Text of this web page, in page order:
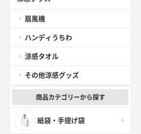
扇風機
ハンディうちわ
涼感タオル
その他涼感グッズ
商品カテゴリーから探す
紙袋・手提げ袋